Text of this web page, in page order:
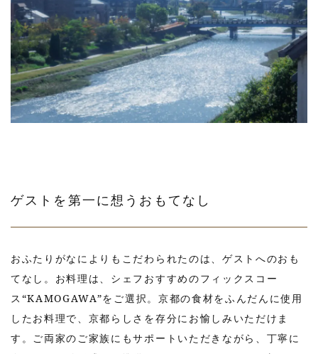
ゲストを第一に想うおもてなし
おふたりがなによりもこだわられたのは、ゲストへのおも
てなし。お料理は、シェフおすすめのフィックスコー
ス“KAMOGAWA”をご選択。京都の食材をふんだんに使用
したお料理で、京都らしさを存分にお愉しみいただけま
す。ご両家のご家族にもサポートいただきながら、丁寧に